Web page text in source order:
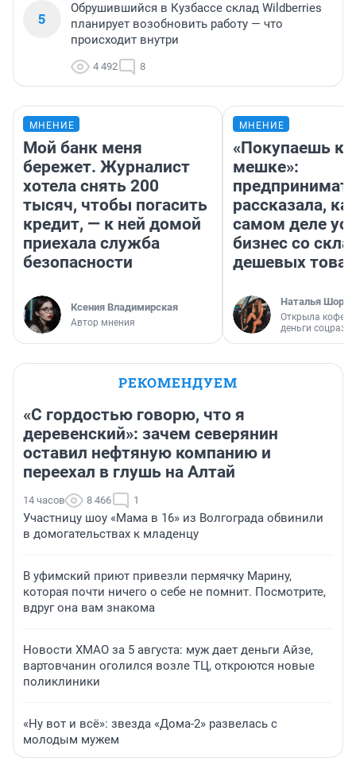
5
Обрушившийся в Кузбассе склад Wildberries
планирует возобновить работу — что
происходит внутри
4 492 8
МНЕНИЕ
Мой банк меня
бережет. Журналист
хотела снять 200
тысяч, чтобы погасить
кредит, — к ней домой
приехала служба
безопасности
Ксения Владимирская
Автор мнения
МНЕНИЕ
«Покупаешь
мешке»:
рассказала,
самом деле
бизнес со
дешевых
Наталья
Открыла
деньги
РЕКОМЕНДУЕМ
«С гордостью говорю, что я
деревенский»: зачем северянин
оставил нефтяную компанию и
переехал в глушь на Алтай
14 часов 8 466 1
Участницу шоу «Мама в 16» из Волгограда обвинили
в домогательствах к младенцу
В уфимский приют привезли пермячку Марину,
которая почти ничего о себе не помнит. Посмотрите,
вдруг она вам знакома
Новости ХМАО за 5 августа: муж дает деньги Айзе,
вартовчанин оголился возле ТЦ, откроются новые
поликлиники
«Ну вот и всё»: звезда «Дома-2» развелась с
молодым мужем